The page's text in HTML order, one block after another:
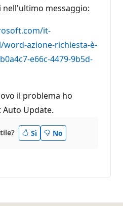
messaggio:
it-
azione-richiesta-è-
e66c-4479-9b5d-
il problema ho
Update.
Sì No